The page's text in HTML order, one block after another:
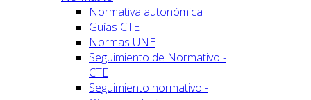
Normativa autonómica
Guías CTE
Normas UNE
Seguimiento de Normativo -
CTE
Seguimiento normativo -